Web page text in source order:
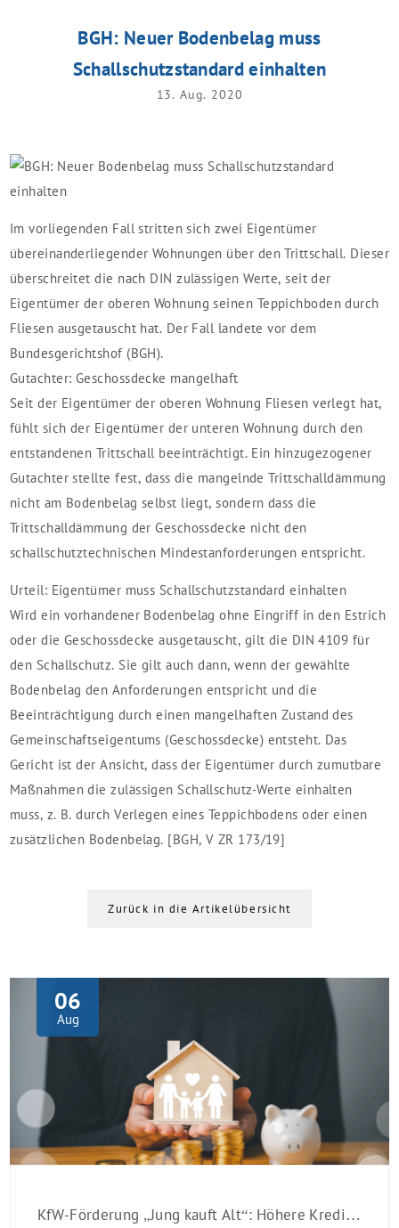
BGH: Neuer Bodenbelag muss
Schallschutzstandard einhalten
13. Aug. 2020
Im vorliegenden Fall stritten sich zwei Eigentümer
übereinanderliegender Wohnungen über den Trittschall. Dieser
überschreitet die nach DIN zulässigen Werte, seit der
Eigentümer der oberen Wohnung seinen Teppichboden durch
Fliesen ausgetauscht hat. Der Fall landete vor dem
Bundesgerichtshof (BGH).
Gutachter: Geschossdecke mangelhaft
Seit der Eigentümer der oberen Wohnung Fliesen verlegt hat,
fühlt sich der Eigentümer der unteren Wohnung durch den
entstandenen Trittschall beeinträchtigt. Ein hinzugezogener
Gutachter stellte fest, dass die mangelnde Trittschalldämmung
nicht am Bodenbelag selbst liegt, sondern dass die
Trittschalldämmung der Geschossdecke nicht den
schallschutztechnischen Mindestanforderungen entspricht.
Urteil: Eigentümer muss Schallschutzstandard einhalten
Wird ein vorhandener Bodenbelag ohne Eingriff in den Estrich
oder die Geschossdecke ausgetauscht, gilt die DIN 4109 für
den Schallschutz. Sie gilt auch dann, wenn der gewählte
Bodenbelag den Anforderungen entspricht und die
Beeinträchtigung durch einen mangelhaften Zustand des
Gemeinschaftseigentums (Geschossdecke) entsteht. Das
Gericht ist der Ansicht, dass der Eigentümer durch zumutbare
Maßnahmen die zulässigen Schallschutz-Werte einhalten
muss, z. B. durch Verlegen eines Teppichbodens oder einen
zusätzlichen Bodenbelag. [BGH, V ZR 173/19]
Zurück in die Artikelübersicht
06
Aug
KfW-Förderung „Jung kauft Alt“: Höhere Kredite ab August 2026